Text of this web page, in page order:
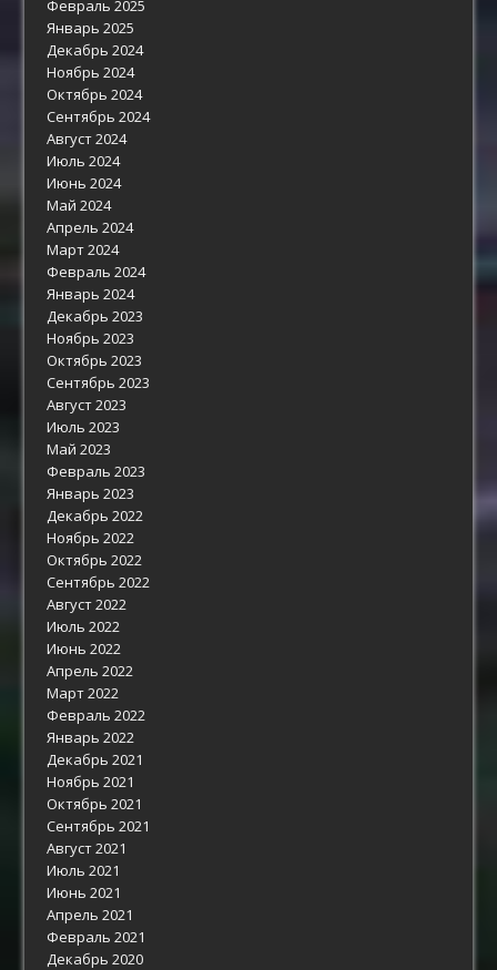
Февраль 2025
Январь 2025
Декабрь 2024
Ноябрь 2024
Октябрь 2024
Сентябрь 2024
Август 2024
Июль 2024
Июнь 2024
Май 2024
Апрель 2024
Март 2024
Февраль 2024
Январь 2024
Декабрь 2023
Ноябрь 2023
Октябрь 2023
Сентябрь 2023
Август 2023
Июль 2023
Май 2023
Февраль 2023
Январь 2023
Декабрь 2022
Ноябрь 2022
Октябрь 2022
Сентябрь 2022
Август 2022
Июль 2022
Июнь 2022
Апрель 2022
Март 2022
Февраль 2022
Январь 2022
Декабрь 2021
Ноябрь 2021
Октябрь 2021
Сентябрь 2021
Август 2021
Июль 2021
Июнь 2021
Апрель 2021
Февраль 2021
Декабрь 2020